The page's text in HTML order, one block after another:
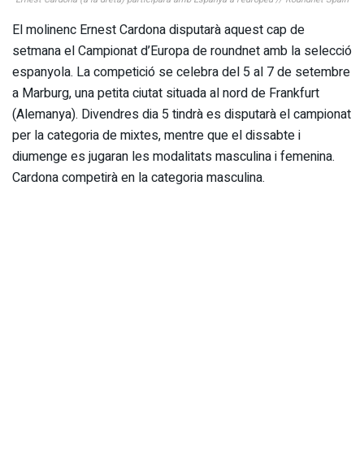
El molinenc Ernest Cardona disputarà aquest cap de
setmana el Campionat d’Europa de roundnet amb la selecció
espanyola. La competició se celebra del 5 al 7 de setembre
a Marburg, una petita ciutat situada al nord de Frankfurt
(Alemanya). Divendres dia 5 tindrà es disputarà el campionat
per la categoria de mixtes, mentre que el dissabte i
diumenge es jugaran les modalitats masculina i femenina.
Cardona competirà en la categoria masculina.